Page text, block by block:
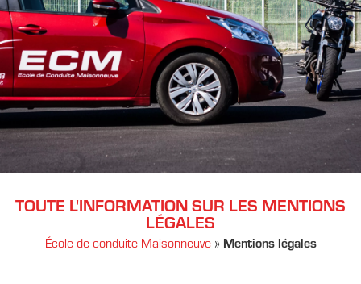
TOUTE L'INFORMATION SUR LES MENTIONS
LÉGALES
École de conduite Maisonneuve» Mentions légales